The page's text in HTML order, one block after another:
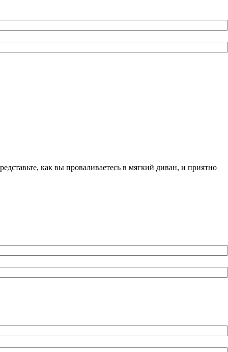
как вы проваливаетесь в мягкий диван, и приятно